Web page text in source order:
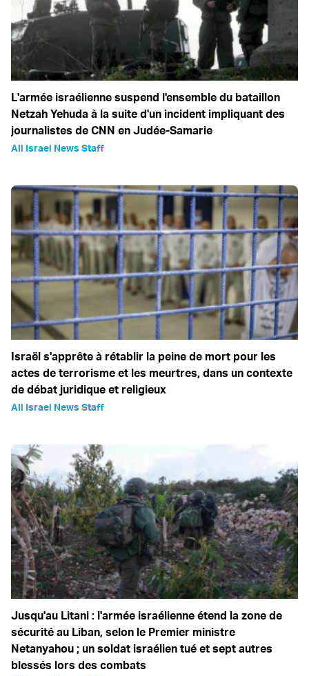
L'armée israélienne suspend l'ensemble du bataillon
Netzah Yehuda à la suite d'un incident impliquant des
journalistes de CNN en Judée-Samarie
All Israel News Staff
Israël s'apprête à rétablir la peine de mort pour les
actes de terrorisme et les meurtres, dans un contexte
de débat juridique et religieux
All Israel News Staff
Jusqu'au Litani : l'armée israélienne étend la zone de
sécurité au Liban, selon le Premier ministre
Netanyahou ; un soldat israélien tué et sept autres
blessés lors des combats